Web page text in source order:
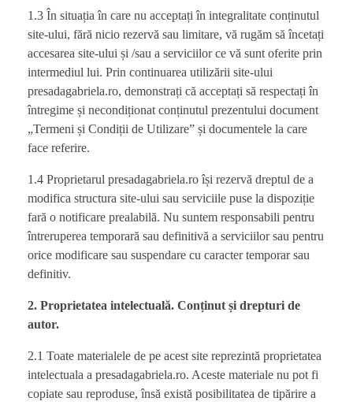
1.3 În situația în care nu acceptați în integralitate conținutul
site-ului, fără nicio rezervă sau limitare, vă rugăm să încetați
accesarea site-ului și /sau a serviciilor ce vă sunt oferite prin
intermediul lui. Prin continuarea utilizării site-ului
presadagabriela.ro, demonstrați că acceptați să respectați în
întregime și necondiționat conținutul prezentului document
„Termeni și Condiții de Utilizare” și documentele la care
face referire.
1.4 Proprietarul presadagabriela.ro își rezervă dreptul de a
modifica structura site-ului sau serviciile puse la dispoziție
fară o notificare prealabilă. Nu suntem responsabili pentru
întreruperea temporară sau definitivă a serviciilor sau pentru
orice modificare sau suspendare cu caracter temporar sau
definitiv.
2. Proprietatea intelectuală. Conținut și drepturi de
autor.
2.1 Toate materialele de pe acest site reprezintă proprietatea
intelectuala a presadagabriela.ro. Aceste materiale nu pot fi
copiate sau reproduse, însă există posibilitatea de tipărire a